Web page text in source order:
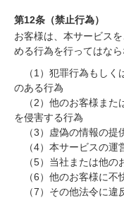
第12条（禁止行為）
お客様は、本サービス
める行為を行ってはなら
（1）犯罪行為もしく
のある行為
（2）他のお客様また
を侵害する行為
（3）虚偽の情報の提
（4）本サービスの運
（5）当社または他の
（6）他のお客様に不
（7）その他法令に違